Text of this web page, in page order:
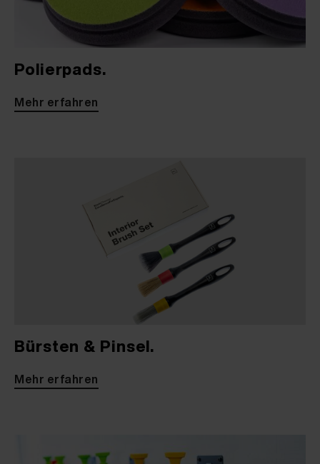
Polierpads.
Mehr erfahren
Bürsten & Pinsel.
Mehr erfahren